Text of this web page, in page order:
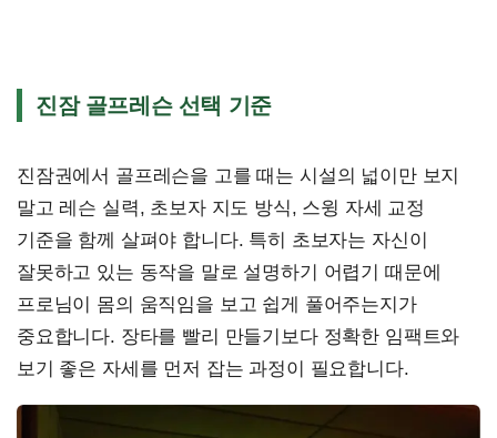
진잠 골프레슨 선택 기준
진잠권에서 골프레슨을 고를 때는 시설의 넓이만 보지
말고 레슨 실력, 초보자 지도 방식, 스윙 자세 교정
기준을 함께 살펴야 합니다. 특히 초보자는 자신이
잘못하고 있는 동작을 말로 설명하기 어렵기 때문에
프로님이 몸의 움직임을 보고 쉽게 풀어주는지가
중요합니다. 장타를 빨리 만들기보다 정확한 임팩트와
보기 좋은 자세를 먼저 잡는 과정이 필요합니다.